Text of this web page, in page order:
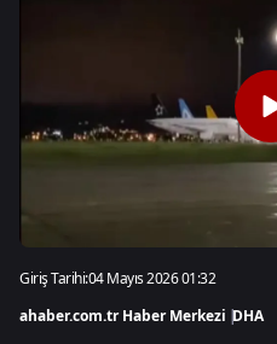
Giriş Tarihi:04 Mayıs 2026 01:32
ahaber.com.tr Haber Merkezi |DHA